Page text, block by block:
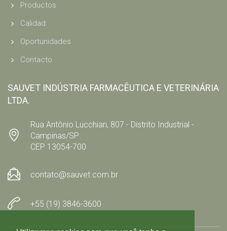
Productos
Calidad
Oportunidades
Contacto
SAUVET INDÚSTRIA FARMACÊUTICA E VETERINÁRIA
LTDA.
Rua Antônio Lucchiari, 807 - Distrito Industrial -
Campinas/SP
CEP 13054-700
contato@sauvet.com.br
+55 (19) 3846-3600